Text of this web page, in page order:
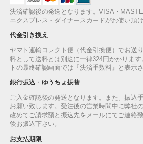
決済確認後の発送となります。VISA・
エクスプレス・ダイナースカードがお使い頂け
代金引き換え
ヤマト運輸コレクト便（代金引換便）でお送
料として送料とは別途に一律324円かかりま
トの最終確認画面では『決済手数料』と表示さ
銀行振込・ゆうちょ振替
ご入金確認後の発送となります。また、振込
お願い致します。受注後の営業時間中に弊社
改めてご請求額と振込先をメールにてご連絡
後お振込下さい。
お支払期限